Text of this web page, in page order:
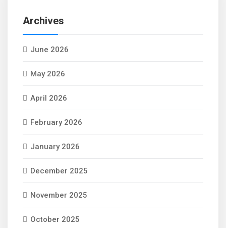
Archives
June 2026
May 2026
April 2026
February 2026
January 2026
December 2025
November 2025
October 2025